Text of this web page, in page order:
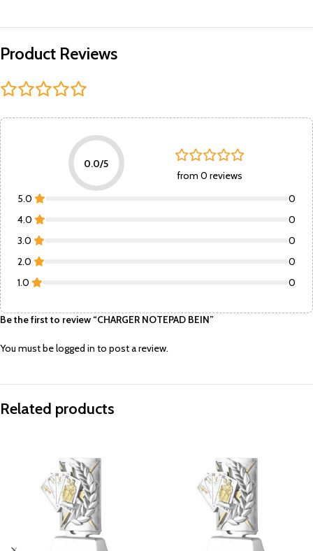
Product Reviews
0.0/5
from 0 reviews
5.0
0
4.0
0
3.0
0
2.0
0
1.0
0
Be the first to review “CHARGER NOTEPAD BEIN”
You must belogged in to post a review.
Related products